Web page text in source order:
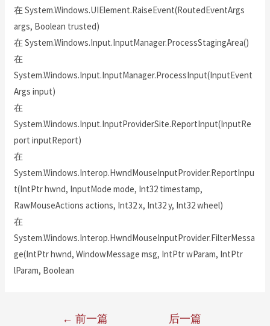
在 System.Windows.UIElement.RaiseEvent(RoutedEventArgs
args, Boolean trusted)
在 System.Windows.Input.InputManager.ProcessStagingArea()
在
System.Windows.Input.InputManager.ProcessInput(InputEvent
Args input)
在
System.Windows.Input.InputProviderSite.ReportInput(InputRe
port inputReport)
在
System.Windows.Interop.HwndMouseInputProvider.ReportInpu
t(IntPtr hwnd, InputMode mode, Int32 timestamp,
RawMouseActions actions, Int32 x, Int32 y, Int32 wheel)
在
System.Windows.Interop.HwndMouseInputProvider.FilterMessa
ge(IntPtr hwnd, WindowMessage msg, IntPtr wParam, IntPtr
lParam, Boolean
← 前一篇
后一篇